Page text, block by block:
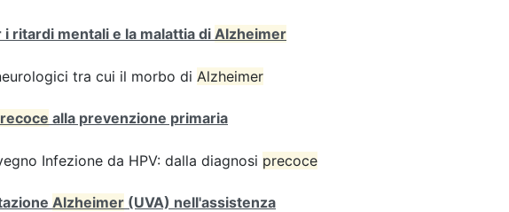
ritardi mentali e la malattia diAlzheimer
tra cui il morbo di Alzheimer
alla prevenzione primaria
Infezione da HPV: dalla diagnosi precoce
Alzheimer (UVA) nell'assistenza